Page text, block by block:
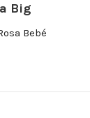
Big
Bebé